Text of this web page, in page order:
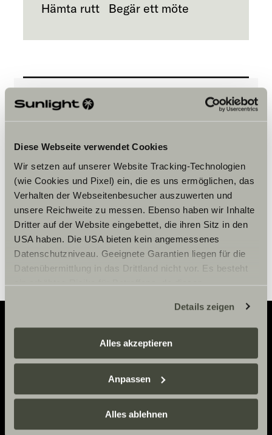
Diese Webseite verwendet Cookies
Wir setzen auf unserer Website Tracking-Technologien
(wie Cookies und Pixel) ein, die es uns ermöglichen, das
Verhalten der Webseitenbesucher auszuwerten und
unsere Reichweite zu messen. Ebenso haben wir Inhalte
Dritter auf der Website eingebettet, die ihren Sitz in den
USA haben. Die USA bieten kein angemessenes
Datenschutzniveau. Geeignete Garantien liegen für die
Datenübermittlung in das Drittland nicht vor. Es besteht
ein erhöhtes Risiko für Betroffene, da diesen
zustehen. Eingesetzte Dienstleister können Daten für
eigene Zwecke verarbeiten und mit anderen Daten
zusammenführen. Weitere Informationen finden Sie hier:
Datenschutzerklärung
einzelne Cookies/Dienste in den Einstellungen aus,
erteilen Sie uns Ihre Einwilligung zur Verarbeitung Ihrer
Daten zu den genannten Zwecken. Die Einwilligung ist
freiwillig, für den Besuch der Website nicht erforderlich
Details zeigen
Alles akzeptieren
Anpassen
Alles ablehnen
Hämta rutt Begär ett möte
Vänligen acceptera
innehållet.
Cookie-inställningar
Adventure